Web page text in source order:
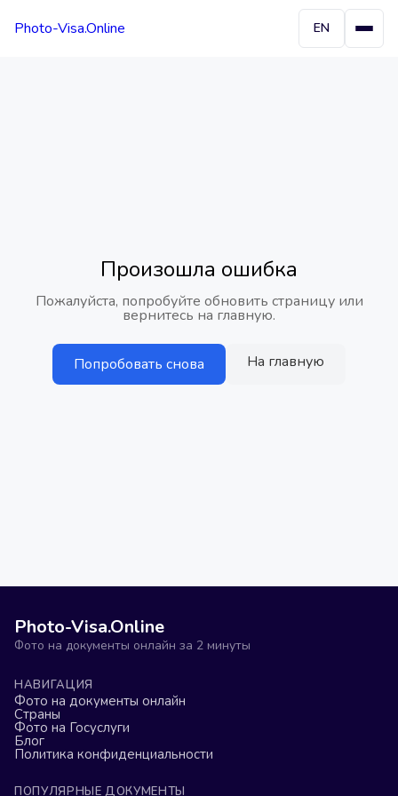
Photo-Visa.Online EN
Произошла ошибка
Пожалуйста, попробуйте обновить страницу или
вернитесь на главную.
Попробовать снова На главную
Photo-Visa.Online
Фото на документы онлайн за 2 минуты
НАВИГАЦИЯ
Фото на документы онлайн
Страны
Фото на Госуслуги
Блог
Политика конфиденциальности
ПОПУЛЯРНЫЕ ДОКУМЕНТЫ